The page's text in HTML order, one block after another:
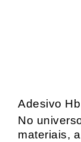
Adesivo
No
materiais,